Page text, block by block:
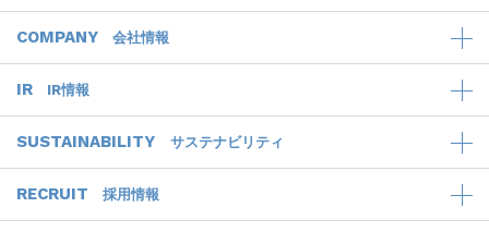
COMPANY 会社情報
IR IR情報
SUSTAINABILITY サステナビリティ
RECRUIT 採用情報